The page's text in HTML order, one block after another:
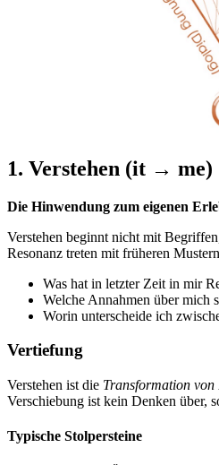
1. Verstehen (it → me)
Die Hinwendung zum eigenen
Verstehen beginnt nicht mit
Resonanz treten mit früheren
Was hat in letzter Zeit in mir
Welche Annahmen über mich
Worin unterscheide ich
Vertiefung
Verstehen ist die Transformation von
Verschiebung ist kein Denken über,
Typische Stolpersteine